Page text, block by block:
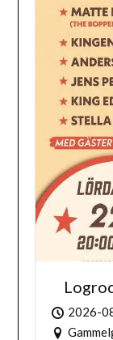
2026-